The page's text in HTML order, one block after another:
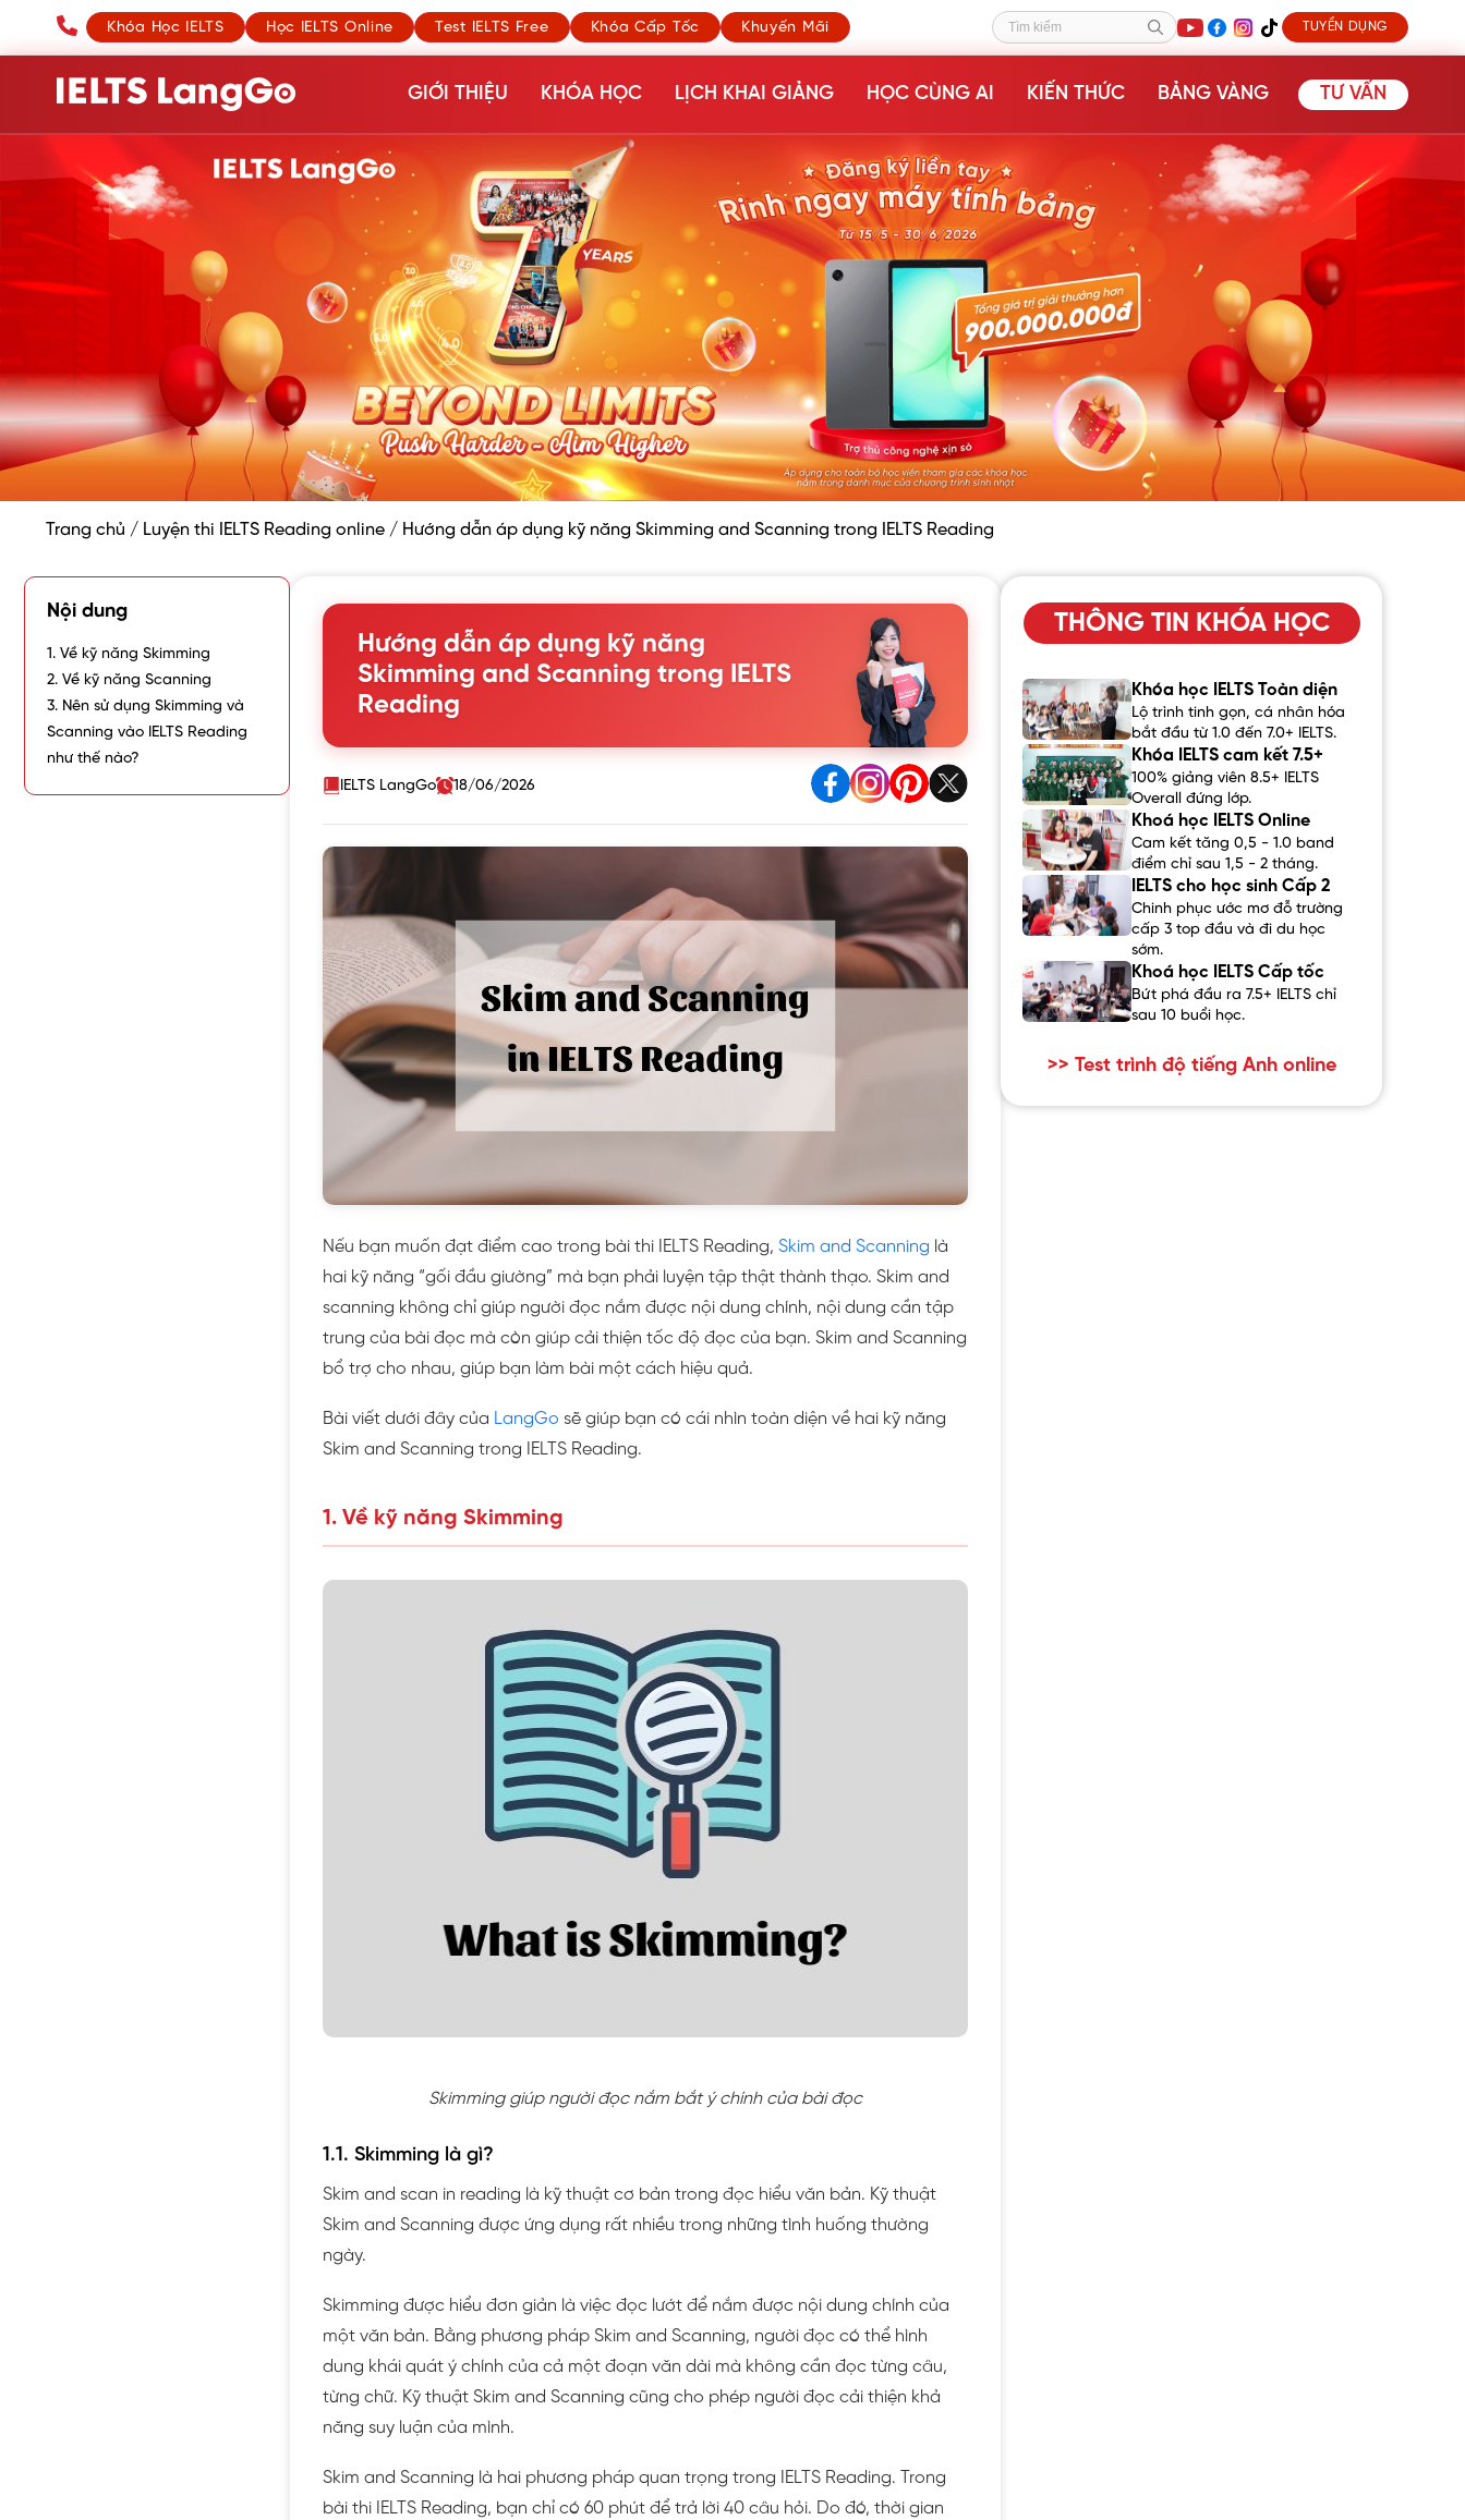
Khóa Học IELTS Học IELTS Online Test IELTS Free Khóa Cấp Tốc Khuyến Mãi Tìm kiếm TUYỂN DỤNG
GIỚI THIỆU KHÓA HỌC LỊCH KHAI GIẢNG HỌC CÙNG AI KIẾN THỨC BẢNG VÀNG TƯ VẤN
Trang chủ / Luyện thi IELTS Reading online / Hướng dẫn áp dụng kỹ năng Skimming and Scanning trong IELTS Reading
Nội dung
1. Về kỹ năng Skimming
2. Về kỹ năng Scanning
3. Nên sử dụng Skimming và
Scanning vào IELTS Reading
như thế nào?
Hướng dẫn áp dụng kỹ năng
Skimming and Scanning trong IELTS
Reading
IELTS LangGo 18/06/2026
Nếu bạn muốn đạt điểm cao trong bài thi IELTS Reading, Skim and Scanning là
hai kỹ năng “gối đầu giường” mà bạn phải luyện tập thật thành thạo. Skim and
scanning không chỉ giúp người đọc nắm được nội dung chính, nội dung cần tập
trung của bài đọc mà còn giúp cải thiện tốc độ đọc của bạn. Skim and Scanning
bổ trợ cho nhau, giúp bạn làm bài một cách hiệu quả.
Bài viết dưới đây của LangGo sẽ giúp bạn có cái nhìn toàn diện về hai kỹ năng
Skim and Scanning trong IELTS Reading.
1. Về kỹ năng Skimming
Skimming giúp người đọc nắm bắt ý chính của bài đọc
1.1. Skimming là gì?
Skim and scan in reading là kỹ thuật cơ bản trong đọc hiểu văn bản. Kỹ thuật
Skim and Scanning được ứng dụng rất nhiều trong những tình huống thường
ngày.
Skimming được hiểu đơn giản là việc đọc lướt để nắm được nội dung chính của
một văn bản. Bằng phương pháp Skim and Scanning, người đọc có thể hình
dung khái quát ý chính của cả một đoạn văn dài mà không cần đọc từng câu,
từng chữ. Kỹ thuật Skim and Scanning cũng cho phép người đọc cải thiện khả
năng suy luận của mình.
Skim and Scanning là hai phương pháp quan trọng trong IELTS Reading. Trong
bài thi IELTS Reading, bạn chỉ có 60 phút để trả lời 40 câu hỏi. Do đó, thời gian
THÔNG TIN KHÓA HỌC
Khóa học IELTS Toàn diện
Lộ trình tinh gọn, cá nhân hóa
bắt đầu từ 1.0 đến 7.0+ IELTS.
Khóa IELTS cam kết 7.5+
100% giảng viên 8.5+ IELTS
Overall đứng lớp.
Khoá học IELTS Online
Cam kết tăng 0,5 - 1.0 band
điểm chỉ sau 1,5 - 2 tháng.
IELTS cho học sinh Cấp 2
Chinh phục ước mơ đỗ trường
cấp 3 top đầu và đi du học
sớm.
Khoá học IELTS Cấp tốc
Bứt phá đầu ra 7.5+ IELTS chỉ
sau 10 buổi học.
>> Test trình độ tiếng Anh online